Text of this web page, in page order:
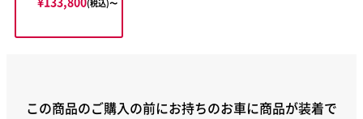
(税込)〜
この商品のご購入の前にお持ちのお車に商品が装着で